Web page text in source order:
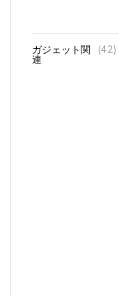
ガジェット関
連
(42)